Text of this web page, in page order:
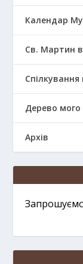
Календар
Св. Мартин в
Спілкування
Дерево
Архів